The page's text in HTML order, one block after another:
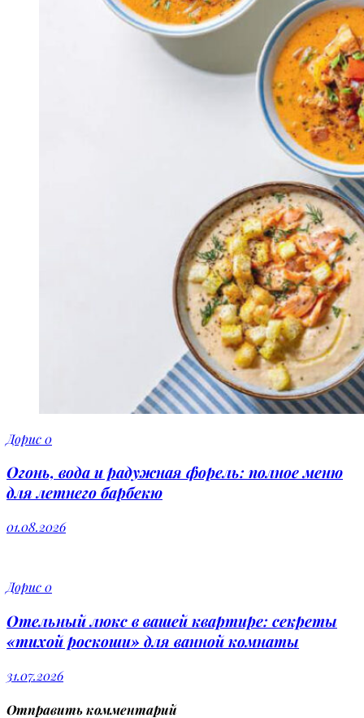
Дорис0
Огонь, вода и радужная форель: полное меню
для летнего барбекю
01.08.2026
Дорис0
Отельный люкс в вашей квартире: секреты
«тихой роскоши» для ванной комнаты
31.07.2026
Отправить комментарий